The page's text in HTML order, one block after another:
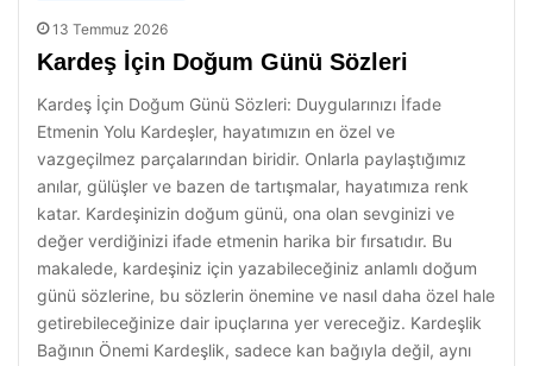
13 Temmuz 2026
Kardeş İçin Doğum Günü Sözleri
Kardeş İçin Doğum Günü Sözleri: Duygularınızı İfade
Etmenin Yolu Kardeşler, hayatımızın en özel ve
vazgeçilmez parçalarından biridir. Onlarla paylaştığımız
anılar, gülüşler ve bazen de tartışmalar, hayatımıza renk
katar. Kardeşinizin doğum günü, ona olan sevginizi ve
değer verdiğinizi ifade etmenin harika bir fırsatıdır. Bu
makalede, kardeşiniz için yazabileceğiniz anlamlı doğum
günü sözlerine, bu sözlerin önemine ve nasıl daha özel hale
getirebileceğinize dair ipuçlarına yer vereceğiz. Kardeşlik
Bağının Önemi Kardeşlik, sadece kan bağıyla değil, aynı